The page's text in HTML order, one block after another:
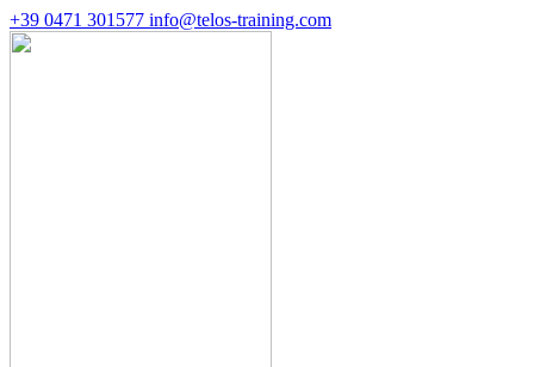
+39 0471 301577 info@telos-training.com